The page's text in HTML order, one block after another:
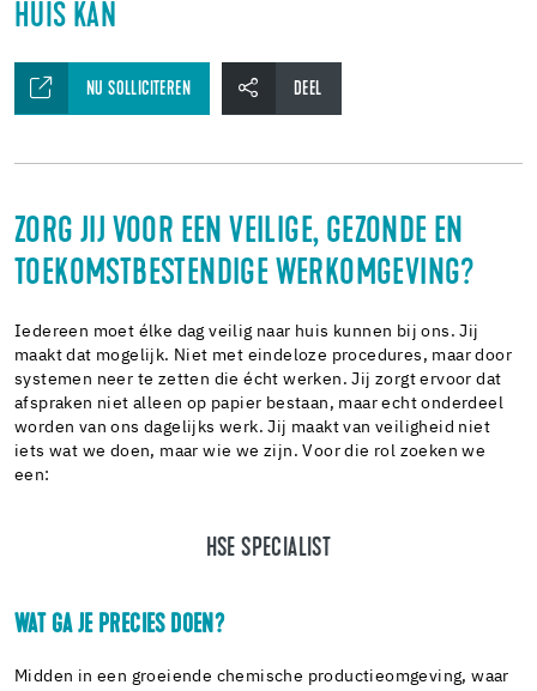
HUIS KAN
NU SOLLICITEREN DEEL
ZORG JIJ VOOR EEN VEILIGE, GEZONDE EN
TOEKOMSTBESTENDIGE WERKOMGEVING?
Iedereen moet élke dag veilig naar huis kunnen bij ons. Jij
maakt dat mogelijk. Niet met eindeloze procedures, maar door
systemen neer te zetten die écht werken. Jij zorgt ervoor dat
afspraken niet alleen op papier bestaan, maar echt onderdeel
worden van ons dagelijks werk. Jij maakt van veiligheid niet
iets wat we doen, maar wie we zijn. Voor die rol zoeken we
een:
HSE SPECIALIST
WAT GA JE PRECIES DOEN?
Midden in een groeiende chemische productieomgeving, waar